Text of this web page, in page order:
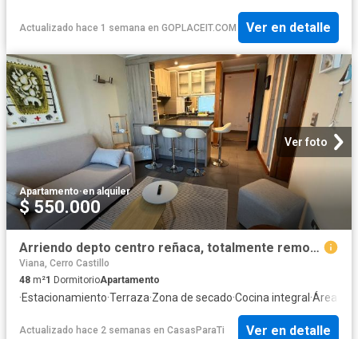
Actualizado hace 1 semana en GOPLACEIT.COM Ver en detalle
Ver foto
Apartamento·en alquiler
$ 550.000
Arriendo depto centro reñaca, totalmente remodelado!
Viana, Cerro Castillo
48 m²1 DormitorioApartamento
·Estacionamiento·Terraza·Zona de secado·Cocina integral ·Área
Actualizado hace 2 semanas en CasasParaTi Ver en detalle